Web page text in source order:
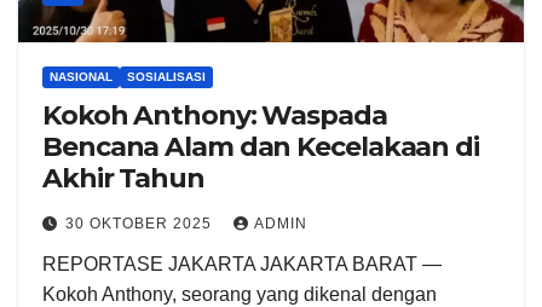
NASIONAL SOSIALISASI
Kokoh Anthony: Waspada
Bencana Alam dan Kecelakaan di
Akhir Tahun
30 OKTOBER 2025 ADMIN
REPORTASE JAKARTA JAKARTA BARAT —
Kokoh Anthony, seorang yang dikenal dengan